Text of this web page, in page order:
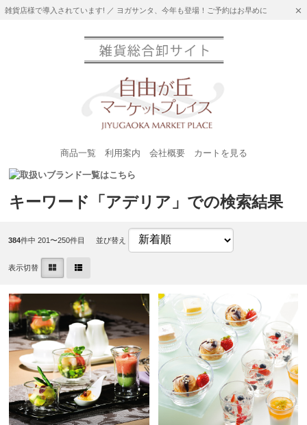
雑貨店様で導入されています! ／ ヨガサンタ、今年も登場！ご予約はお早めに
商品一覧 利用案内 会社概要 カートを見る
キーワード「アデリア」での検索結果
384件中 201〜250件目 並び替え
表示切替